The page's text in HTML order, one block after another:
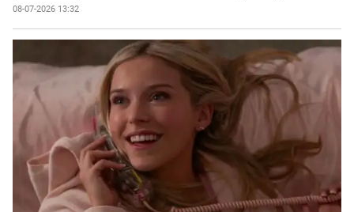
08-07-2026 13:32